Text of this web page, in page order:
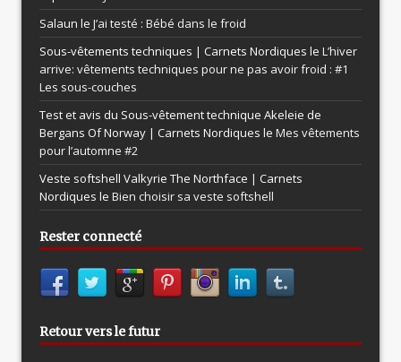
Salaun le J’ai testé : Bébé dans le froid
Sous-vêtements techniques | Carnets Nordiques le L’hiver
arrive: vêtements techniques pour ne pas avoir froid : #1
Les sous-couches
Test et avis du Sous-vêtement technique Akeleie de
Bergans Of Norway | Carnets Nordiques le Mes vêtements
pour l’automne #2
Veste softshell Valkyrie The Northface | Carnets
Nordiques le Bien choisir sa veste softshell
Rester connecté
Retour vers le futur